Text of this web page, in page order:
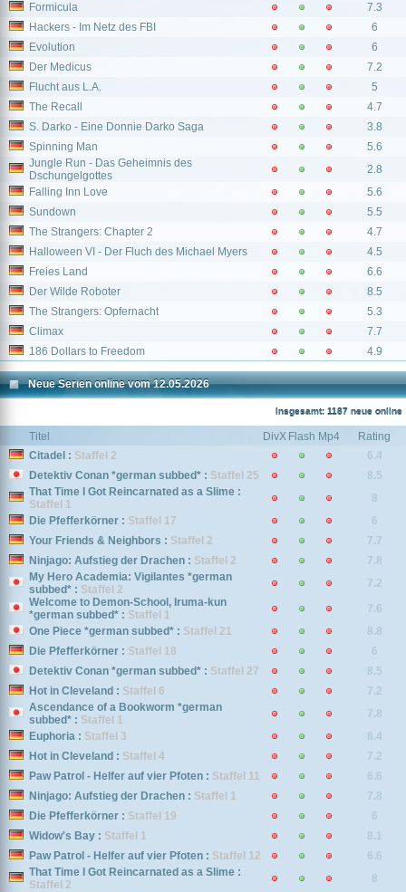
Formicula
7.3
Hackers - Im Netz des FBI
6
Evolution
6
Der Medicus
7.2
Flucht aus L.A.
5
The Recall
4.7
S. Darko - Eine Donnie Darko Saga
3.8
Spinning Man
5.6
Jungle Run - Das Geheimnis des
Dschungelgottes
2.8
Falling Inn Love
5.6
Sundown
5.5
The Strangers: Chapter 2
4.7
Halloween VI - Der Fluch des Michael Myers
4.5
Freies Land
6.6
Der Wilde Roboter
8.5
The Strangers: Opfernacht
5.3
Climax
7.7
186 Dollars to Freedom
4.9
Neue Serien online vom 12.05.2026
Insgesamt: 1187 neue online
Titel DivX Flash Mp4
Rating
Citadel : Staffel 2
6.4
Detektiv Conan *german subbed* : Staffel 25
8.5
That Time I Got Reincarnated as a Slime :
Staffel 1
8
Die Pfefferkörner : Staffel 17
6
Your Friends & Neighbors : Staffel 2
7.7
Ninjago: Aufstieg der Drachen : Staffel 2
7.8
My Hero Academia: Vigilantes *german
subbed* : Staffel 2
7.2
Welcome to Demon-School, Iruma-kun
*german subbed* : Staffel 1
7.6
One Piece *german subbed* : Staffel 21
8.8
Die Pfefferkörner : Staffel 18
6
Detektiv Conan *german subbed* : Staffel 27
8.5
Hot in Cleveland : Staffel 6
7.2
Ascendance of a Bookworm *german
subbed* : Staffel 1
7.8
Euphoria : Staffel 3
8.4
Hot in Cleveland : Staffel 4
7.2
Paw Patrol - Helfer auf vier Pfoten : Staffel 11
6.6
Ninjago: Aufstieg der Drachen : Staffel 1
7.8
Die Pfefferkörner : Staffel 19
6
Widow's Bay : Staffel 1
8.1
Paw Patrol - Helfer auf vier Pfoten : Staffel 12
6.6
That Time I Got Reincarnated as a Slime :
Staffel 2
8